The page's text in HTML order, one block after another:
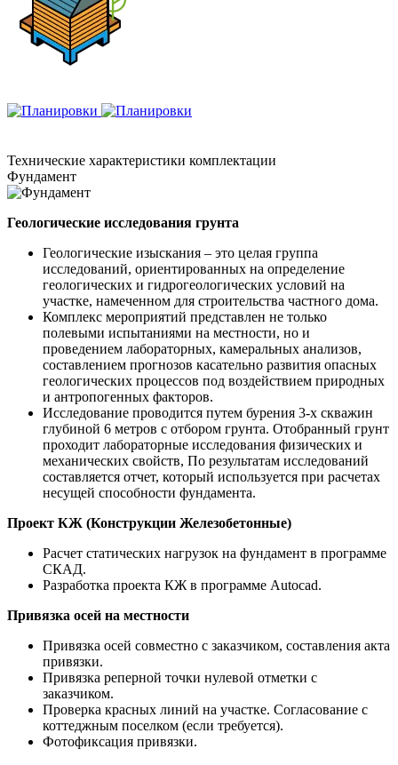
Технические характеристики комплектации
Фундамент
Геологические исследования грунта
Геологические изыскания – это целая группа
исследований, ориентированных на определение
геологических и гидрогеологических условий на
участке, намеченном для строительства частного дома.
Комплекс мероприятий представлен не только
полевыми испытаниями на местности, но и
проведением лабораторных, камеральных анализов,
составлением прогнозов касательно развития опасных
геологических процессов под воздействием природных
и антропогенных факторов.
Исследование проводится путем бурения 3-х скважин
глубиной 6 метров с отбором грунта. Отобранный грунт
проходит лабораторные исследования физических и
механических свойств, По результатам исследований
составляется отчет, который используется при расчетах
несущей способности фундамента.
Проект КЖ (Конструкции Железобетонные)
Расчет статических нагрузок на фундамент в программе
СКАД.
Разработка проекта КЖ в программе Autocad.
Привязка осей на местности
Привязка осей совместно с заказчиком, составления акта
привязки.
Привязка реперной точки нулевой отметки с
заказчиком.
Проверка красных линий на участке. Согласование с
коттеджным поселком (если требуется).
Фотофиксация привязки.